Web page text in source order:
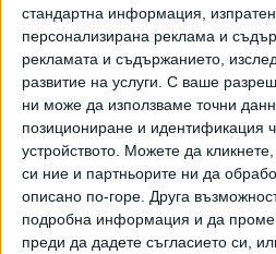
стандартна информация,
персонализирана реклама и
рекламата и съдържанието,
развитие на услуги. С ваше
ни може да използваме точни
позициониране и идентификация
устройството. Можете да
си ние и партньорите ни да
описано по-горе. Друга
подробна информация и да
преди да дадете съгласието си,
тръгнало от литературния
едноименната повест на
изключително емоционално
въвлича в дълбоката драма на
Теодор, разбира се, гледа и
с Невена Коканова, Раде
Васил Вачев.
„След това вече се понесох в